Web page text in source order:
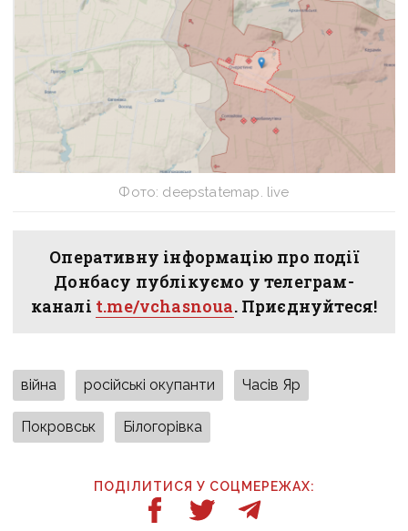
Фото: deepstatemap. live
Оперативну інформацію про події
Донбасу публікуємо у телеграм-
каналі t.me/vchasnoua. Приєднуйтеся!
війна російські окупанти Часів Яр
Покровськ Білогорівка
ПОДІЛИТИСЯ У СОЦМЕРЕЖАХ: